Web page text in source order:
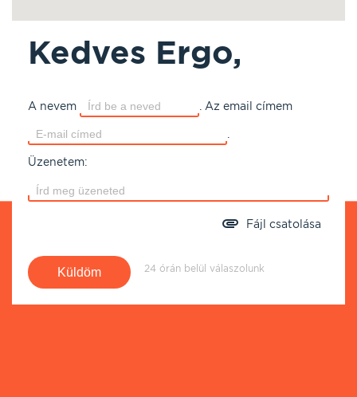
Kedves Ergo,
A nevem . Az email címem
.
Üzenetem:
Fájl csatolása
24 órán belül válaszolunk